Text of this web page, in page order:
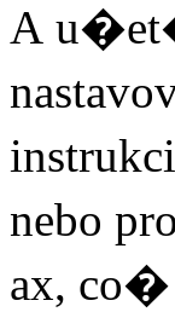
A
nebo
ax,